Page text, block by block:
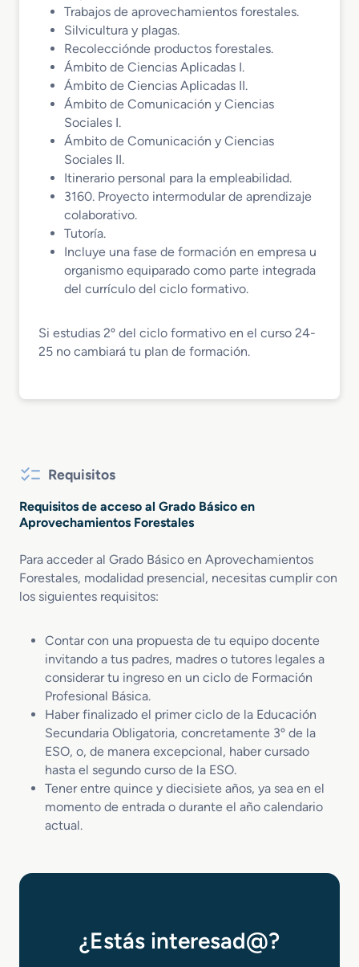
Trabajos de aprovechamientos forestales.
Silvicultura y plagas.
Recolecciónde productos forestales.
Ámbito de Ciencias Aplicadas I.
Ámbito de Ciencias Aplicadas II.
Ámbito de Comunicación y Ciencias
Sociales I.
Ámbito de Comunicación y Ciencias
Sociales II.
Itinerario personal para la empleabilidad.
3160. Proyecto intermodular de aprendizaje
colaborativo.
Tutoría.
Incluye una fase de formación en empresa u
organismo equiparado como parte integrada
del currículo del ciclo formativo.
Si estudias 2º del ciclo formativo en el curso 24-
25 no cambiará tu plan de formación.
Requisitos
Requisitos de acceso al Grado Básico en
Aprovechamientos Forestales
Para acceder al Grado Básico en Aprovechamientos
Forestales, modalidad presencial, necesitas cumplir con
los siguientes requisitos:
Contar con una propuesta de tu equipo docente
invitando a tus padres, madres o tutores legales a
considerar tu ingreso en un ciclo de Formación
Profesional Básica.
Haber finalizado el primer ciclo de la Educación
Secundaria Obligatoria, concretamente 3º de la
ESO, o, de manera excepcional, haber cursado
hasta el segundo curso de la ESO.
Tener entre quince y diecisiete años, ya sea en el
momento de entrada o durante el año calendario
actual.
¿Estás interesad@?